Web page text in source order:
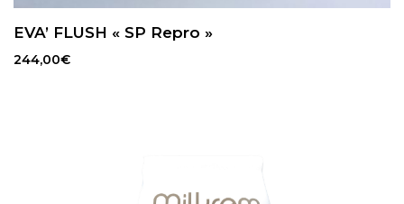
EVA’ FLUSH « SP Repro »
244,00€